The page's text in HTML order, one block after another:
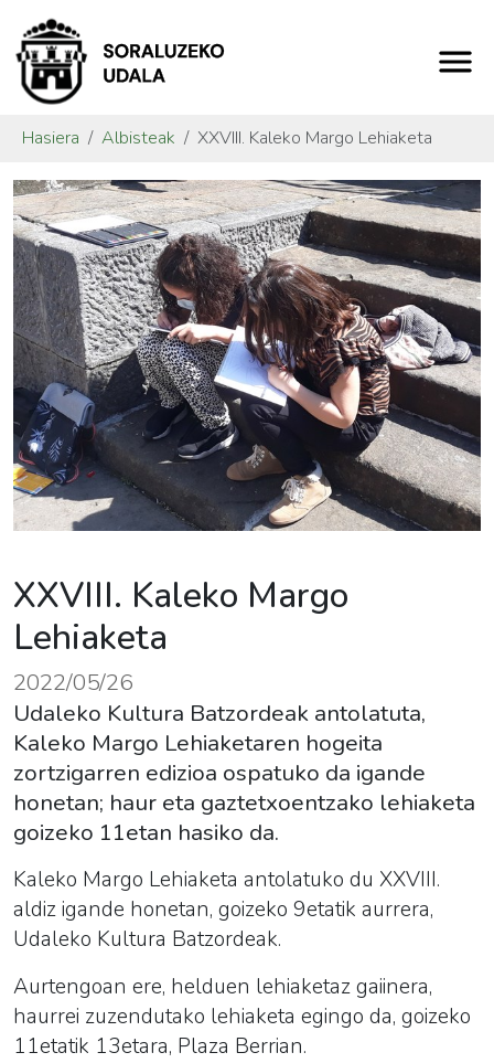
Hasiera Albisteak XXVIII. Kaleko Margo Lehiaketa
XXVIII. Kaleko Margo
Lehiaketa
2022/05/26
Udaleko Kultura Batzordeak antolatuta,
Kaleko Margo Lehiaketaren hogeita
zortzigarren edizioa ospatuko da igande
honetan; haur eta gaztetxoentzako lehiaketa
goizeko 11etan hasiko da.
Kaleko Margo Lehiaketa antolatuko du XXVIII.
aldiz igande honetan, goizeko 9etatik aurrera,
Udaleko Kultura Batzordeak.
Aurtengoan ere, helduen lehiaketaz gaiinera,
haurrei zuzendutako lehiaketa egingo da, goizeko
11etatik 13etara, Plaza Berrian.